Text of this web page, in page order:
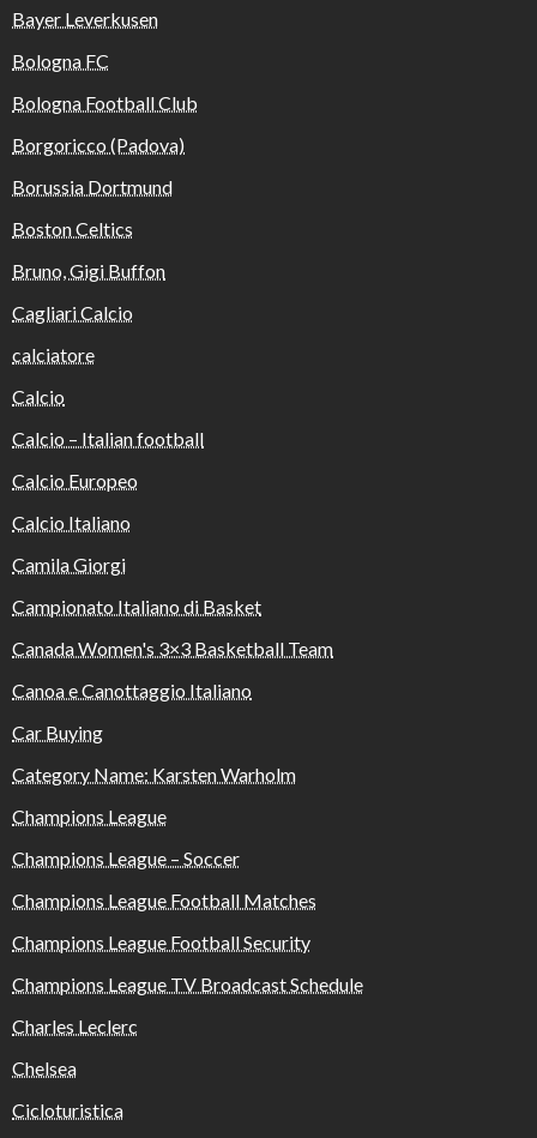
Bayer Leverkusen
Bologna FC
Bologna Football Club
Borgoricco (Padova)
Borussia Dortmund
Boston Celtics
Bruno, Gigi Buffon
Cagliari Calcio
calciatore
Calcio
Calcio – Italian football
Calcio Europeo
Calcio Italiano
Camila Giorgi
Campionato Italiano di Basket
Canada Women's 3×3 Basketball Team
Canoa e Canottaggio Italiano
Car Buying
Category Name: Karsten Warholm
Champions League
Champions League – Soccer
Champions League Football Matches
Champions League Football Security
Champions League TV Broadcast Schedule
Charles Leclerc
Chelsea
Cicloturistica